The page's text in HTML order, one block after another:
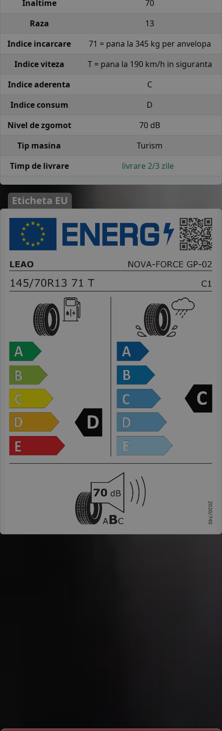
Inaltime
70
Raza
13
Indice incarcare
71 = pana la 345 kg per anvelopa
Indice viteza
T = pana la 190 km/h in siguranta
Indice aderenta
C
Indice consum
D
Nivel de zgomot
70 dB
Tip masina
Turism
Timp de livrare
livrare 2/3 zile
Eticheta EU